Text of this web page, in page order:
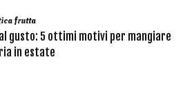
frutta
gusto: 5 ottimi motivi per mangiare
in estate